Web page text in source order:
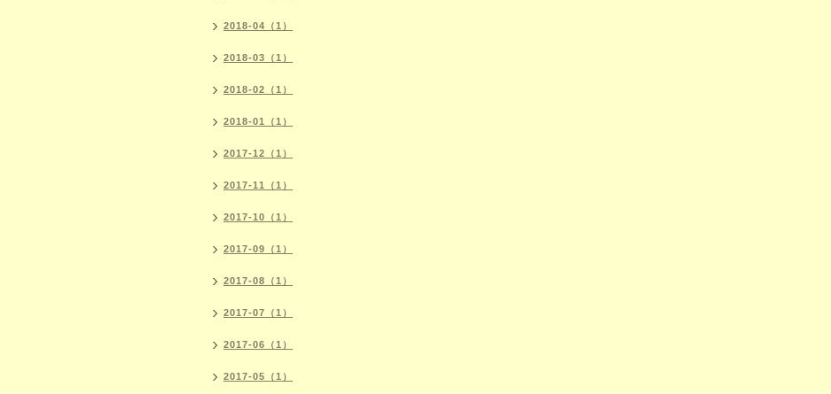
2018-04（1）
2018-03（1）
2018-02（1）
2018-01（1）
2017-12（1）
2017-11（1）
2017-10（1）
2017-09（1）
2017-08（1）
2017-07（1）
2017-06（1）
2017-05（1）